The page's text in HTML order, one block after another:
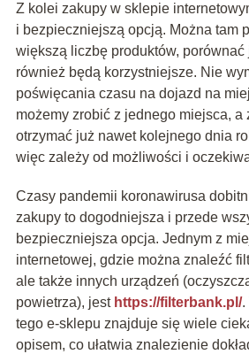
Z kolei zakupy w sklepie
i bezpieczniejszą opcją. Można tam
większą liczbę produktów, porównać
również będą korzystniejsze. Nie
poświęcania czasu na dojazd na
możemy zrobić z jednego miejsca, a
otrzymać już nawet kolejnego dnia
więc zależy od możliwości i
Czasy pandemii koronawirusa
zakupy to dogodniejsza i przede
bezpieczniejsza opcja. Jednym z
internetowej, gdzie można znaleźć
ale także innych urządzeń
powietrza), jest https://filterbank.pl/.
tego e-sklepu znajduje się wiele
opisem, co ułatwia znalezienie